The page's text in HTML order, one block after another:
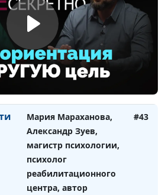
Александр Зуев,
магистр психологии,
психолог
реабилитационного
центра, автор
методики помощи
зависимым людям
Мария Мараханова,
Александр Зуев,
магистр психологии,
психолог
реабилитационного
центра, автор
#43